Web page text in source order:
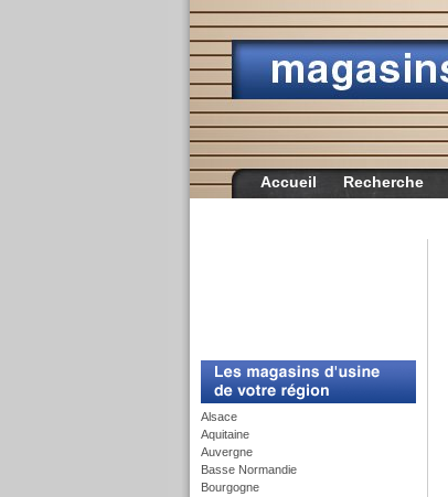
Accueil Recherche
Alsace
Aquitaine
Auvergne
Basse Normandie
Bourgogne